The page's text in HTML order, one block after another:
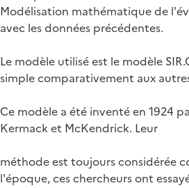
Modélisation mathématique de
avec les données précédentes.
Le modèle utilisé est le modèle
simple comparativement aux
Ce modèle a été inventé en 1924
Kermack et McKendrick. Leur
méthode est toujours considérée
l'époque, ces chercheurs ont